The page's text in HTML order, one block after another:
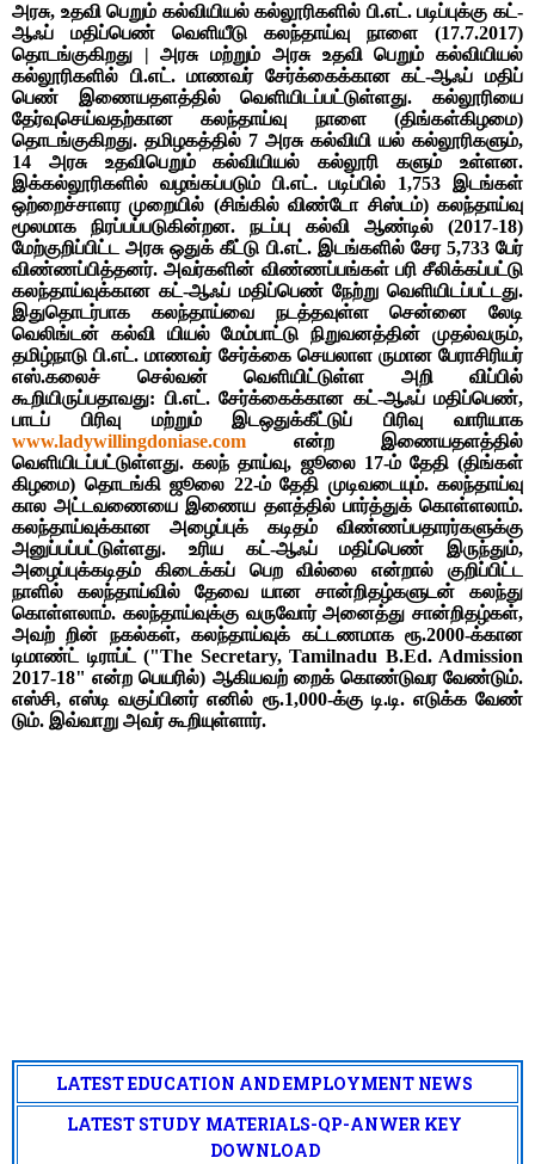
அரசு, உதவி பெறும் கல்வியியல் கல்லூரிகளில் பி.எட். படிப்புக்கு கட்-
ஆஃப் மதிப்பெண் வெளியீடு கலந்தாய்வு நாளை (17.7.2017)
தொடங்குகிறது | அரசு மற்றும் அரசு உதவி பெறும் கல்வியியல்
கல்லூரிகளில் பி.எட். மாணவர் சேர்க்கைக்கான கட்-ஆஃப் மதிப்
பெண் இணையதளத்தில் வெளியிடப்பட்டுள்ளது. கல்லூரியை
தேர்வுசெய்வதற்கான கலந்தாய்வு நாளை (திங்கள்கிழமை)
தொடங்குகிறது. தமிழகத்தில் 7 அரசு கல்வியி யல் கல்லூரிகளும்,
14 அரசு உதவிபெறும் கல்வியியல் கல்லூரி களும் உள்ளன.
இக்கல்லூரிகளில் வழங்கப்படும் பி.எட். படிப்பில் 1,753 இடங்கள்
ஒற்றைச்சாளர முறையில் (சிங்கில் விண்டோ சிஸ்டம்) கலந்தாய்வு
மூலமாக நிரப்பப்படுகின்றன. நடப்பு கல்வி ஆண்டில் (2017-18)
மேற்குறிப்பிட்ட அரசு ஒதுக் கீட்டு பி.எட். இடங்களில் சேர 5,733 பேர்
விண்ணப்பித்தனர். அவர்களின் விண்ணப்பங்கள் பரி சீலிக்கப்பட்டு
கலந்தாய்வுக்கான கட்-ஆஃப் மதிப்பெண் நேற்று வெளியிடப்பட்டது.
இதுதொடர்பாக கலந்தாய்வை நடத்தவுள்ள சென்னை லேடி
வெலிங்டன் கல்வி யியல் மேம்பாட்டு நிறுவனத்தின் முதல்வரும்,
தமிழ்நாடு பி.எட். மாணவர் சேர்க்கை செயலாள ருமான பேராசிரியர்
எஸ்.கலைச் செல்வன் வெளியிட்டுள்ள அறி விப்பில்
கூறியிருப்பதாவது: பி.எட். சேர்க்கைக்கான கட்-ஆஃப் மதிப்பெண்,
பாடப் பிரிவு மற்றும் இடஒதுக்கீட்டுப் பிரிவு வாரியாக
www.ladywillingdoniase.com என்ற இணையதளத்தில்
வெளியிடப்பட்டுள்ளது. கலந் தாய்வு, ஜூலை 17-ம் தேதி (திங்கள்
கிழமை) தொடங்கி ஜூலை 22-ம் தேதி முடிவடையும். கலந்தாய்வு
கால அட்டவணையை இணைய தளத்தில் பார்த்துக் கொள்ளலாம்.
கலந்தாய்வுக்கான அழைப்புக் கடிதம் விண்ணப்பதாரர்களுக்கு
அனுப்பப்பட்டுள்ளது. உரிய கட்-ஆஃப் மதிப்பெண் இருந்தும்,
அழைப்புக்கடிதம் கிடைக்கப் பெற வில்லை என்றால் குறிப்பிட்ட
நாளில் கலந்தாய்வில் தேவை யான சான்றிதழ்களுடன் கலந்து
கொள்ளலாம். கலந்தாய்வுக்கு வருவோர் அனைத்து சான்றிதழ்கள்,
அவற் றின் நகல்கள், கலந்தாய்வுக் கட்டணமாக ரூ.2000-க்கான
டிமாண்ட் டிராப்ட் ("The Secretary, Tamilnadu B.Ed. Admission
2017-18" என்ற பெயரில்) ஆகியவற் றைக் கொண்டுவர வேண்டும்.
எஸ்சி, எஸ்டி வகுப்பினர் எனில் ரூ.1,000-க்கு டி.டி. எடுக்க வேண்
டும். இவ்வாறு அவர் கூறியுள்ளார்.
LATEST EDUCATION AND EMPLOYMENT NEWS
LATEST STUDY MATERIALS-QP-ANWER KEY
DOWNLOAD